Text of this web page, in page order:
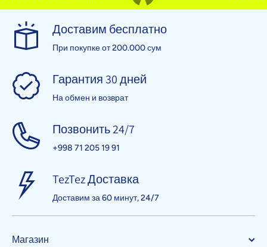
Доставим бесплатно
При покупке от 200.000 сум
Гарантия 30 дней
На обмен и возврат
Позвонить 24/7
+998 71 205 19 91
TezTez Доставка
Доставим за 60 минут, 24/7
Магазин